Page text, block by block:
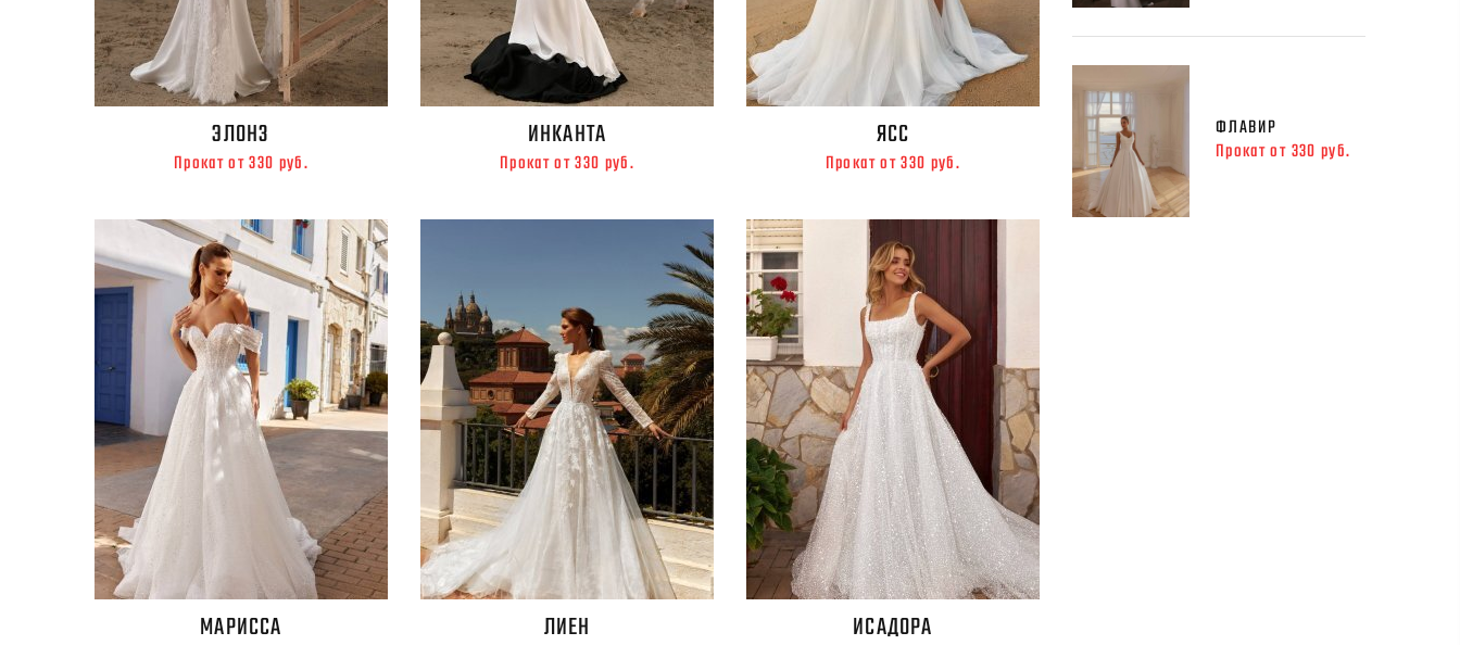
ЭЛОНЗ
Прокат от 330 руб.
ИНКАНТА
Прокат от 330 руб.
ЯСС
Прокат от 330 руб.
МАРИССА ЛИЕН ИСАДОРА
ФЛАВИР
Прокат от 330 руб.